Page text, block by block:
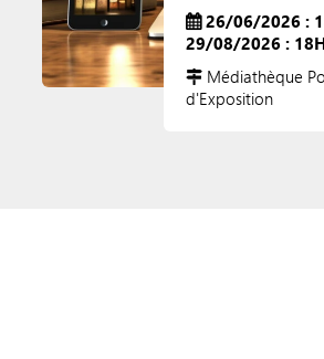
26/06/2026 :
29/08/2026 :
Médiathèque
d'Exposition